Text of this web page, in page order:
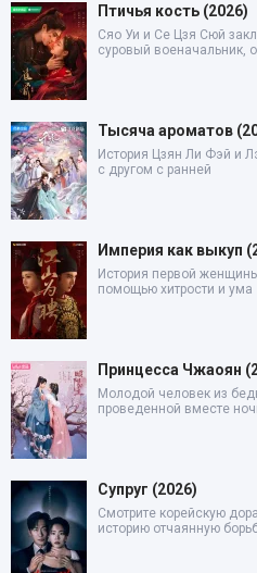
Птичья кость (2026)
Сяо Уи и Се Цзя Сюй
суровый военачальник,
Тысяча ароматов
История Цзян Ли Фэй и
с другом с ранней
Империя как выкуп
История первой
помощью хитрости и ума
Принцесса Чжаоян
Молодой человек из
проведенной вместе
Супруг (2026)
Смотрите корейскую
историю отчаянную